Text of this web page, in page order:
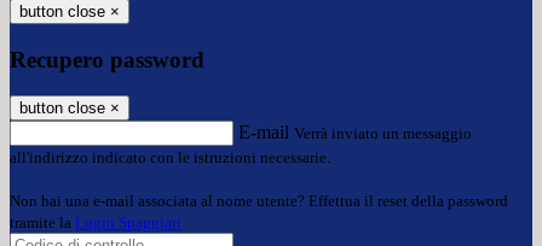
button close ×
Recupero password
button close ×
E-mail Verrà inviato un messaggio
all'indirizzo indicato con le istruzioni necessarie.
Non hai una e-mail associata al nome utente? Effettua il reset della password
tramite la Login Spaggiari